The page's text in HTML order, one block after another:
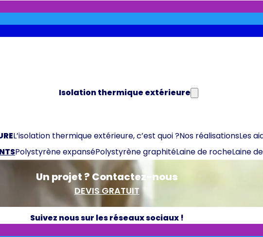
Isolation thermique extérieure
L’isolation thermique extérieure, c’est quoi ?Nos réalisationsLes
Polystyrène expanséPolystyrène graphitéLaine de rocheLaine
Un projet ? Contactez-nous
DEVIS GRATUIT
Suivez nous sur les réseaux sociaux !